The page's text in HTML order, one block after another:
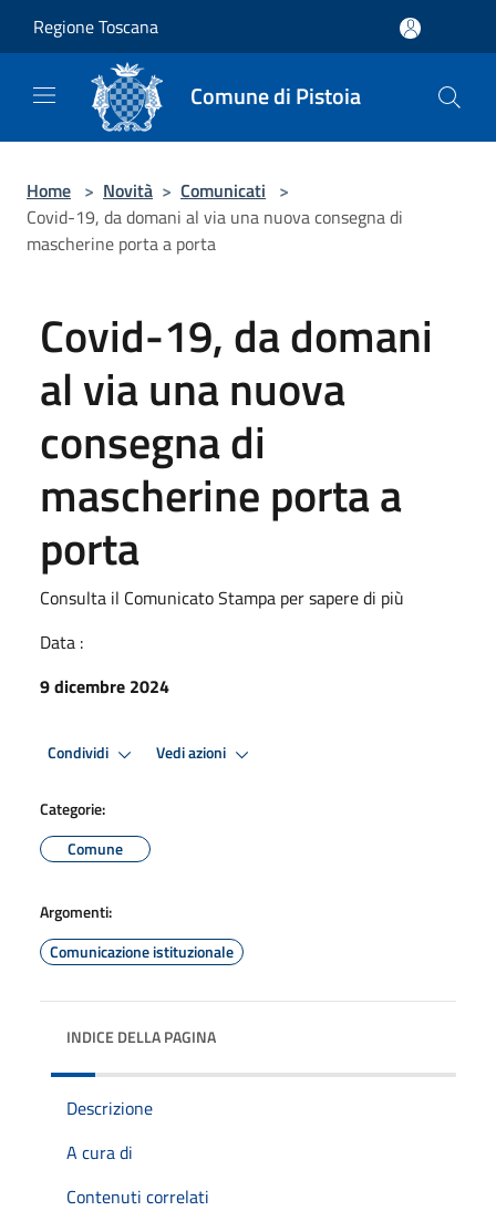
Regione Toscana
Comune di Pistoia
Home > Novità > Comunicati >
Covid-19, da domani al via una nuova consegna di
mascherine porta a porta
Covid-19, da domani
al via una nuova
consegna di
mascherine porta a
porta
Consulta il Comunicato Stampa per sapere di più
Data :
9 dicembre 2024
Condividi Vedi azioni
Categorie:
Comune
Argomenti:
Comunicazione istituzionale
INDICE DELLA PAGINA
Descrizione
A cura di
Contenuti correlati